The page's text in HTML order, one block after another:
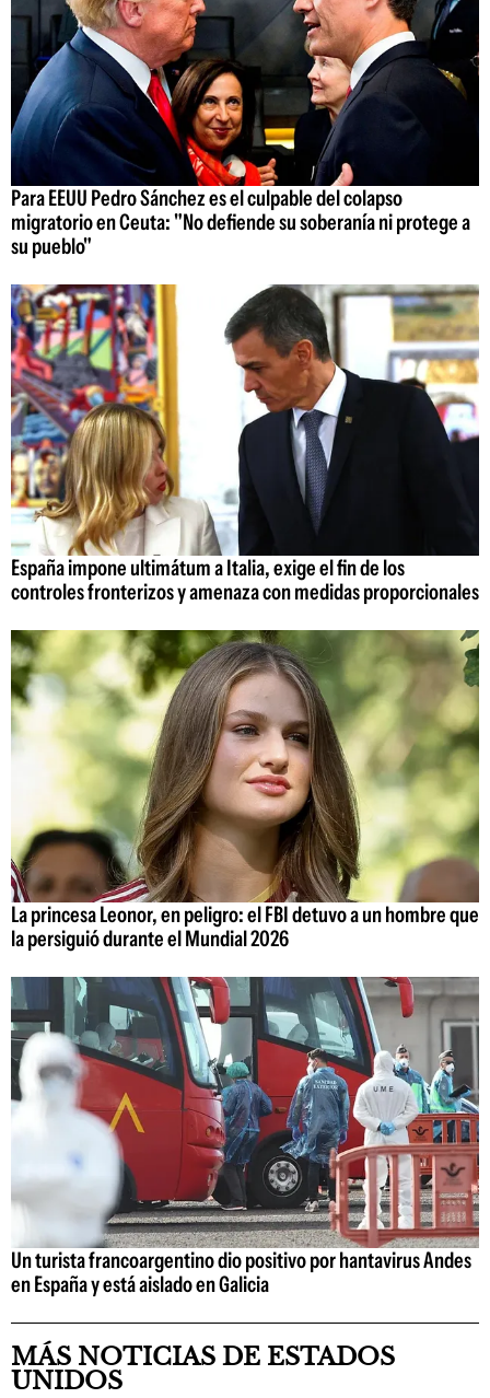
Para EEUU Pedro Sánchez es el culpable del colapso
migratorio en Ceuta: "No defiende su soberanía ni protege a
su pueblo"
España impone ultimátum a Italia, exige el fin de los
controles fronterizos y amenaza con medidas proporcionales
La princesa Leonor, en peligro: el FBI detuvo a un hombre que
la persiguió durante el Mundial 2026
Un turista francoargentino dio positivo por hantavirus Andes
en España y está aislado en Galicia
MÁS NOTICIAS DE ESTADOS
UNIDOS